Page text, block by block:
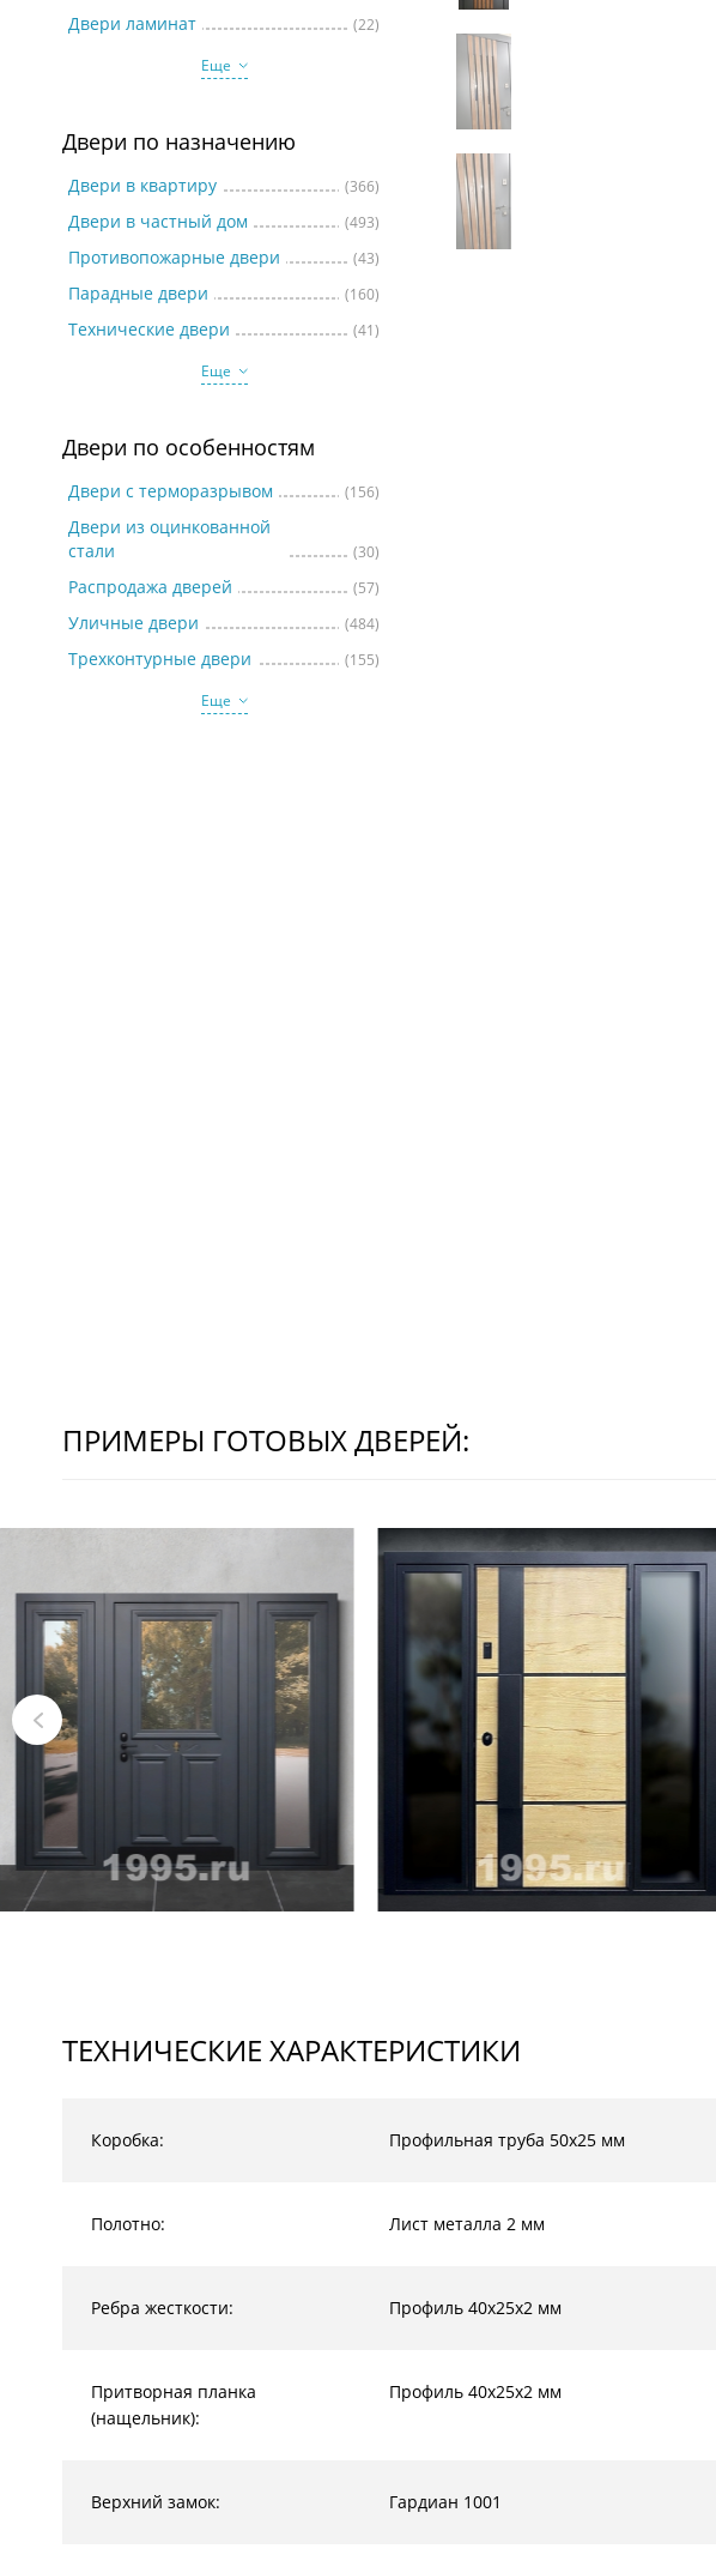
Двери с винилискожей
Двери ламинат
(22)
Еще
Двери по назначению
Двери в квартиру (366)
Двери в частный дом (493)
Противопожарные двери (43)
Парадные двери (160)
Технические двери
(41)
Еще
Двери по особенностям
Двери с терморазрывом (156)
Двери из оцинкованной
стали
(30)
Распродажа дверей (57)
Уличные двери (484)
Трехконтурные двери
(155)
Еще
ПРИМЕРЫ ГОТОВЫХ ДВЕРЕЙ:
ТЕХНИЧЕСКИЕ ХАРАКТЕРИСТИКИ
Коробка: Профильная труба 50х25 мм
Полотно: Лист металла 2 мм
Ребра жесткости: Профиль 40х25х2 мм
Притворная планка
(нащельник):
Профиль 40х25х2 мм
Верхний замок: Гардиан 1001